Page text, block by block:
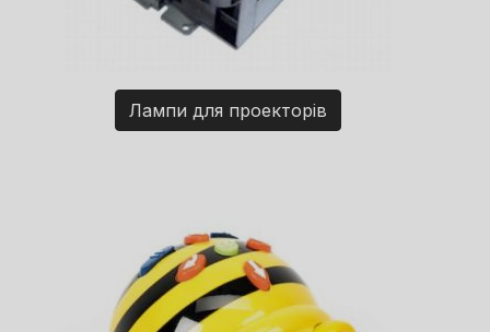
Лампи для проекторів